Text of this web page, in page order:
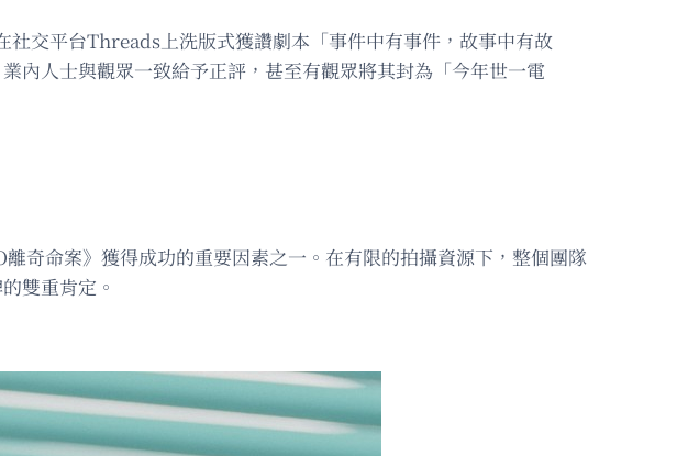
交平台Threads上洗版式獲讚劇本「事件中有事件，故事中有故
內人士與觀眾一致給予正評，甚至有觀眾將其封為「今年世一電
奇命案》獲得成功的重要因素之一。在有限的拍攝資源下，整個團隊
雙重肯定。